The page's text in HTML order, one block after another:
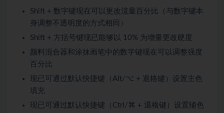
Shift + 数字键现在可以更改流量百分比（与数字键本
身调整不透明度的方式相同）
Shift + 方括号键现已能够以 10% 为增量更改硬度
颜料混合器和涂抹画笔中的数字键现在可以调整强度
百分比
现已可通过默认快捷键（Alt/⌥ + 退格键）设置主色
填充
现已可通过默认快捷键（Ctrl/⌘ + 退格键）设置辅色